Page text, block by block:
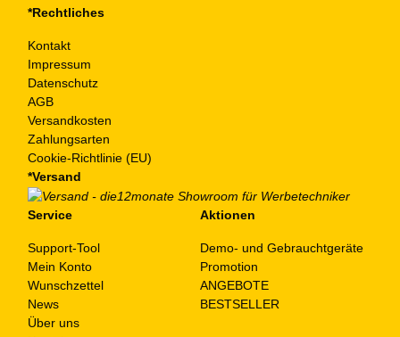
*Rechtliches
Kontakt
Impressum
Datenschutz
AGB
Versandkosten
Zahlungsarten
Cookie-Richtlinie (EU)
*Versand
Service
Support-Tool
Mein Konto
Wunschzettel
News
Über uns
Aktionen
Demo- und Gebrauchtgeräte
Promotion
ANGEBOTE
BESTSELLER